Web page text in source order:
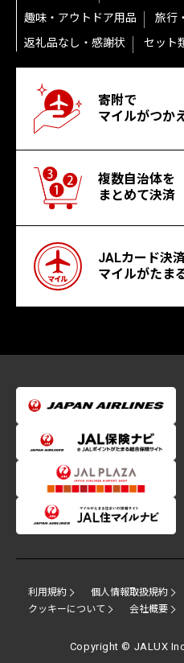
趣味・アウトドア用品
旅行
返礼品なし・感謝状
セット
寄附で
マイルがつか
複数自治体を
まとめて決済
JALカード決
マイルがたま
利用規約 個人情報取扱規約
クッキーについて
会社概要
Copyright © JALUX